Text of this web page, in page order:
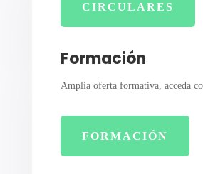
CIRCULARES
Formación
Amplia oferta formativa, acceda
FORMACIÓN